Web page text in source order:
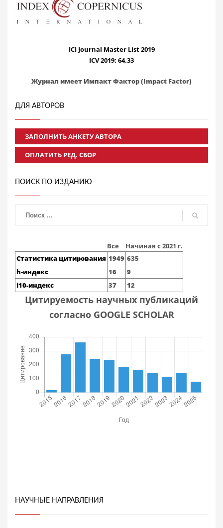
ICI Journal Master List 2019
ICV 2019: 64.33
Журнал имеет Импакт Фактор (Impact Factor)
ДЛЯ АВТОРОВ
ЗАПОЛНИТЬ АНКЕТУ АВТОРА
ОПЛАТИТЬ РЕД. СБОР
ПОИСК ПО ИЗДАНИЮ
Все
Начиная с 2021 г.
Статистика цитирования 1949 635
h-индекс
16
9
i10-индекс
37 12
Цитируемость научных публикаций
согласно GOOGLE SCHOLAR
НАУЧНЫЕ НАПРАВЛЕНИЯ